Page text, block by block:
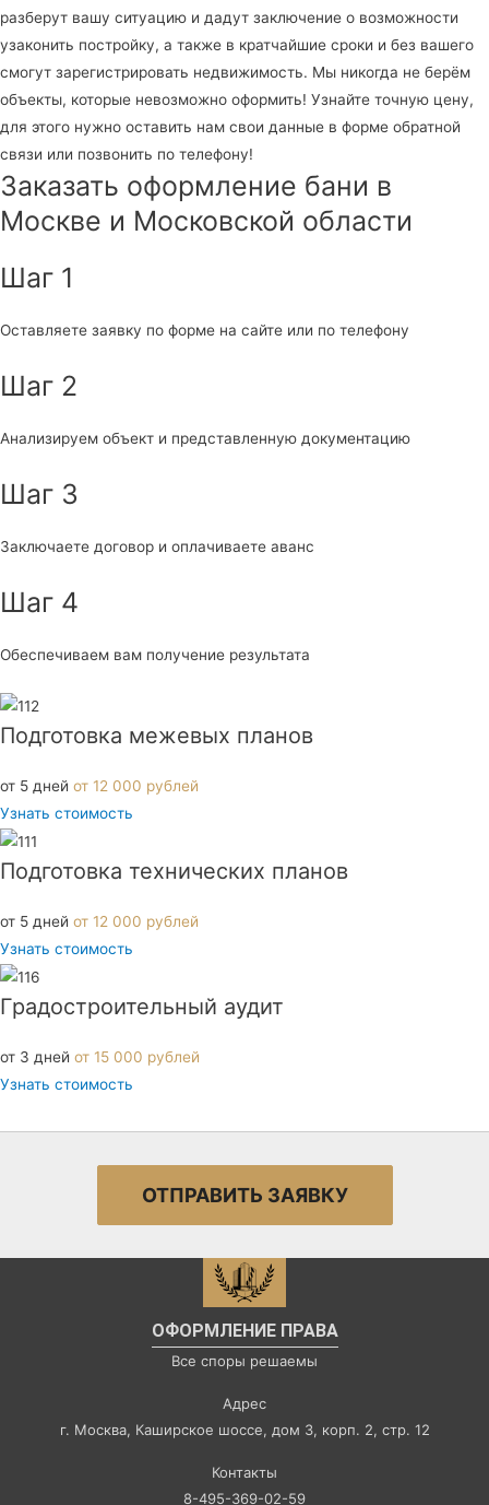
разберут вашу ситуацию и дадут заключение о возможности
узаконить постройку, а также в кратчайшие сроки и без вашего
смогут зарегистрировать недвижимость. Мы никогда не берём
объекты, которые невозможно оформить! Узнайте точную цену,
для этого нужно оставить нам свои данные в форме обратной
связи или позвонить по телефону!
Заказать оформление бани в
Москве и Московской области
Шаг 1
Оставляете заявку по форме на сайте или по телефону
Шаг 2
Анализируем объект и представленную документацию
Шаг 3
Заключаете договор и оплачиваете аванс
Шаг 4
Обеспечиваем вам получение результата
Подготовка межевых планов
от 5 дней от 12 000 рублей
Узнать стоимость
Подготовка технических планов
от 5 дней от 12 000 рублей
Узнать стоимость
Градостроительный аудит
от 3 дней от 15 000 рублей
Узнать стоимость
ОТПРАВИТЬ ЗАЯВКУ
ОФОРМЛЕНИЕ ПРАВА
Все споры решаемы
Адрес
г. Москва, Каширское шоссе, дом 3, корп. 2, стр. 12
Контакты
8-495-369-02-59